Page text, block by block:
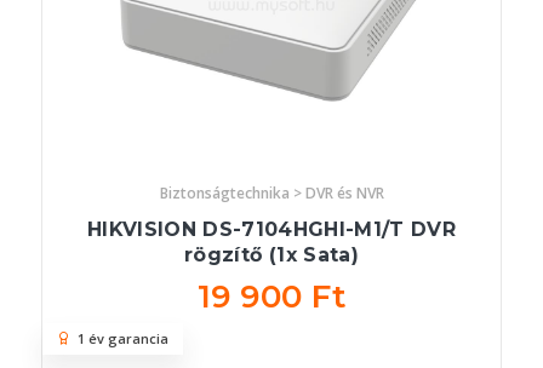
Biztonságtechnika > DVR és NVR
HIKVISION DS-7104HGHI-M1/T DVR
rögzítő (1x Sata)
19 900 Ft
1 év garancia